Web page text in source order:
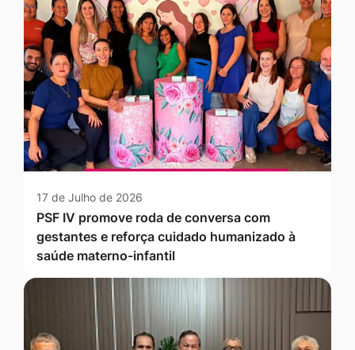
17 de Julho de 2026
PSF IV promove roda de conversa com
gestantes e reforça cuidado humanizado à
saúde materno-infantil